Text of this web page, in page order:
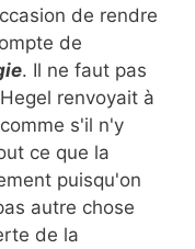
de rendre
de
. Il ne faut pas
renvoyait à
s'il n'y
ce que la
puisqu'on
autre chose
de la